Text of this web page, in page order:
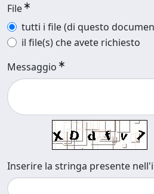
File
tutti i file (di questo
il file(s) che avete richiesto
Messaggio
Inserire la stringa presente